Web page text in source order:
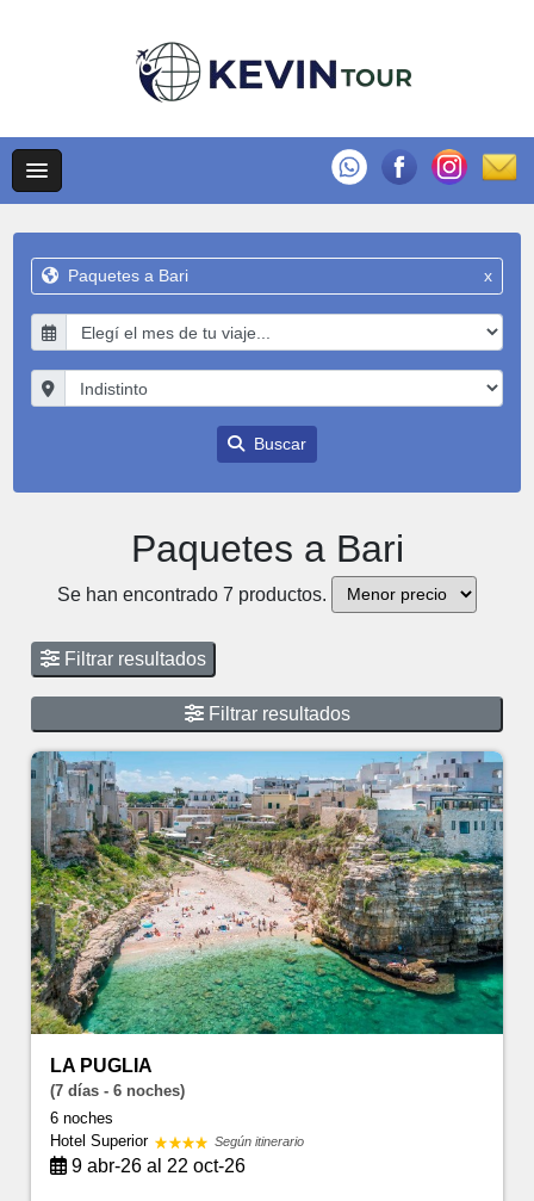
Paquetes a Bari x
Buscar
Paquetes a Bari
Se han encontrado 7 productos.
Filtrar resultados
Filtrar resultados
LA PUGLIA
(7 días - 6 noches)
6 noches
Hotel Superior
Según itinerario
9 abr-26 al 22 oct-26